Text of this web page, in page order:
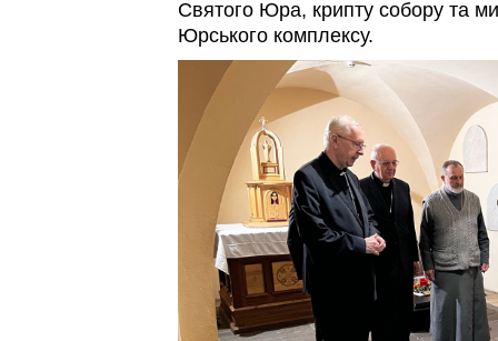
Святого Юра, крипту собору та
Юрського комплексу.